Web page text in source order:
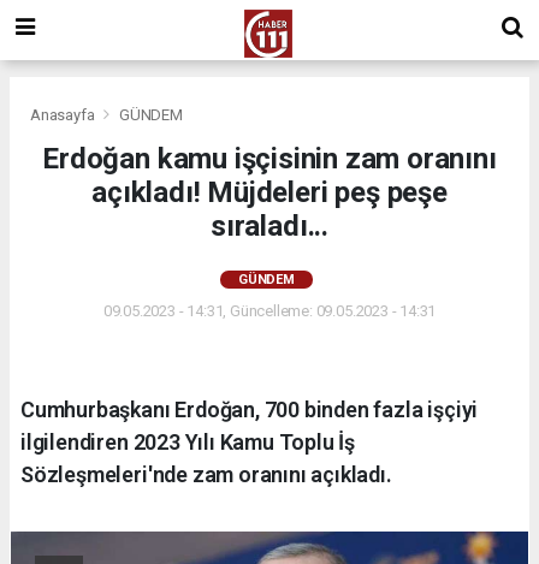
Anasayfa GÜNDEM
Erdoğan kamu işçisinin zam oranını
açıkladı! Müjdeleri peş peşe
sıraladı...
GÜNDEM
09.05.2023 - 14:31, Güncelleme: 09.05.2023 - 14:31
Cumhurbaşkanı Erdoğan, 700 binden fazla işçiyi
ilgilendiren 2023 Yılı Kamu Toplu İş
Sözleşmeleri'nde zam oranını açıkladı.